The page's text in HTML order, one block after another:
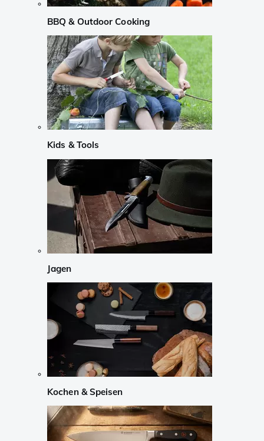
BBQ & Outdoor Cooking
Kids & Tools
Jagen
Kochen & Speisen